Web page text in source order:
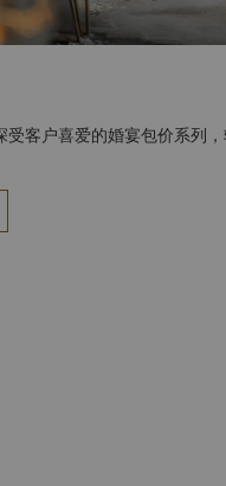
客户喜爱的婚宴包价系列，